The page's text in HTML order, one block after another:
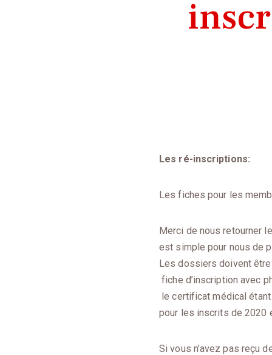
Les ré-inscriptions:
Les fiches pour les
Merci de nous retourner
est simple pour nous de
Les dossiers doivent
fiche d’inscription avec
le certificat médical
pour les inscrits de 2020
Si vous n’avez pas reçu